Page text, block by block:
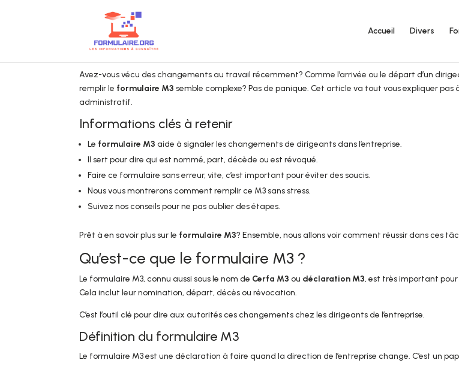
Accueil Divers
Avez-vous vécu des changements au travail récemment? Comme l’arrivée ou le départ d’un
remplir le formulaire M3 semble complexe? Pas de panique. Cet article va tout vous expliquer
administratif.
Informations clés à retenir
Le formulaire M3 aide à signaler les changements de dirigeants dans l’entreprise.
Il sert pour dire qui est nommé, part, décède ou est révoqué.
Faire ce formulaire sans erreur, vite, c’est important pour éviter des soucis.
Nous vous montrerons comment remplir ce M3 sans stress.
Suivez nos conseils pour ne pas oublier des étapes.
Prêt à en savoir plus sur le formulaire M3? Ensemble, nous allons voir comment réussir dans ces
Qu’est-ce que le formulaire M3 ?
Le formulaire M3, connu aussi sous le nom de Cerfa M3 ou déclaration M3, est très important pour
Cela inclut leur nomination, départ, décès ou révocation.
C’est l’outil clé pour dire aux autorités ces changements chez les dirigeants de l’entreprise.
Définition du formulaire M3
Le formulaire M3 est une déclaration à faire quand la direction de l’entreprise change. C’est un